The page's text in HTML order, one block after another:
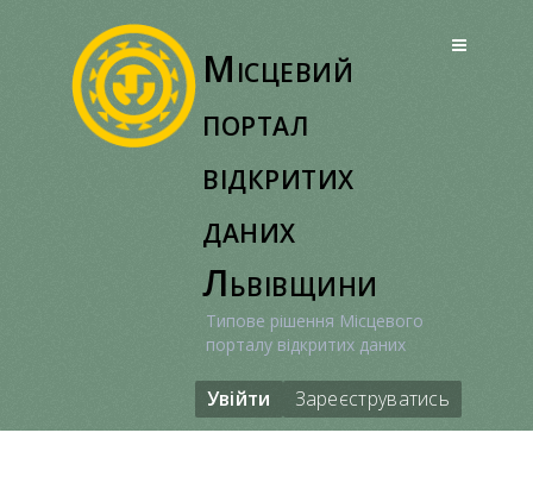
Місцевий
портал
відкритих
даних
Львівщини
Типове рішення Місцевого
порталу відкритих даних
Увійти Зареєструватись